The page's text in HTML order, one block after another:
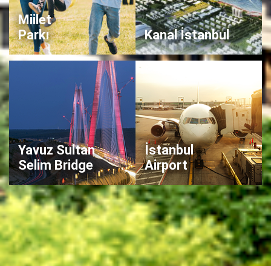
Miilet
Parkı
Kanal İstanbul
Yavuz Sultan
Selim Bridge
İstanbul
Airport
ÇİÇEK KOKULARI ARASINDA,
ŞEHRİN BAĞLANTI NOKTASINDA
Mis gibi kokan rengarenk çiçeklerden ve ağaçlardan oluşan